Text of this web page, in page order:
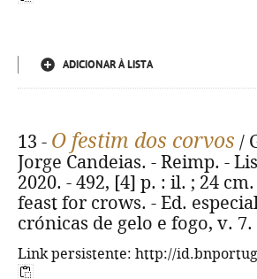
ADICIONAR À LISTA
13 - O festim dos corvos /
Jorge Candeias. - Reimp. -
2020. - 492, [4] p. : il. ; 24
feast for crows. - Ed.
crónicas de gelo e fogo, v. 7.
Link persistente: http://